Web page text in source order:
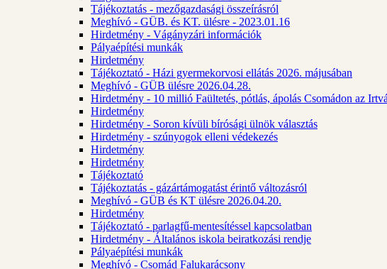
Tájékoztatás - mezőgazdasági összeírásról
Meghívó - GÜB. és KT. ülésre - 2023.01.16
Hirdetmény - Vágányzári információk
Pályaépítési munkák
Hirdetmény
Tájékoztató - Házi gyermekorvosi ellátás 2026. májusában
Meghívó - GÜB ülésre 2026.04.28.
Hirdetmény - 10 millió Faültetés, pótlás, ápolás Csomádon az
Hirdetmény
Hirdetmény - Soron kívüli bírósági ülnök választás
Hirdetmény - szúnyogok elleni védekezés
Hirdetmény
Hirdetmény
Tájékoztató
Tájékoztatás - gázártámogatást érintő változásról
Meghívó - GÜB és KT ülésre 2026.04.20.
Hirdetmény
Tájékoztató - parlagfű-mentesítéssel kapcsolatban
Hirdetmény - Általános iskola beiratkozási rendje
Pályaépítési munkák
Meghívó - Csomád Falukarácsony